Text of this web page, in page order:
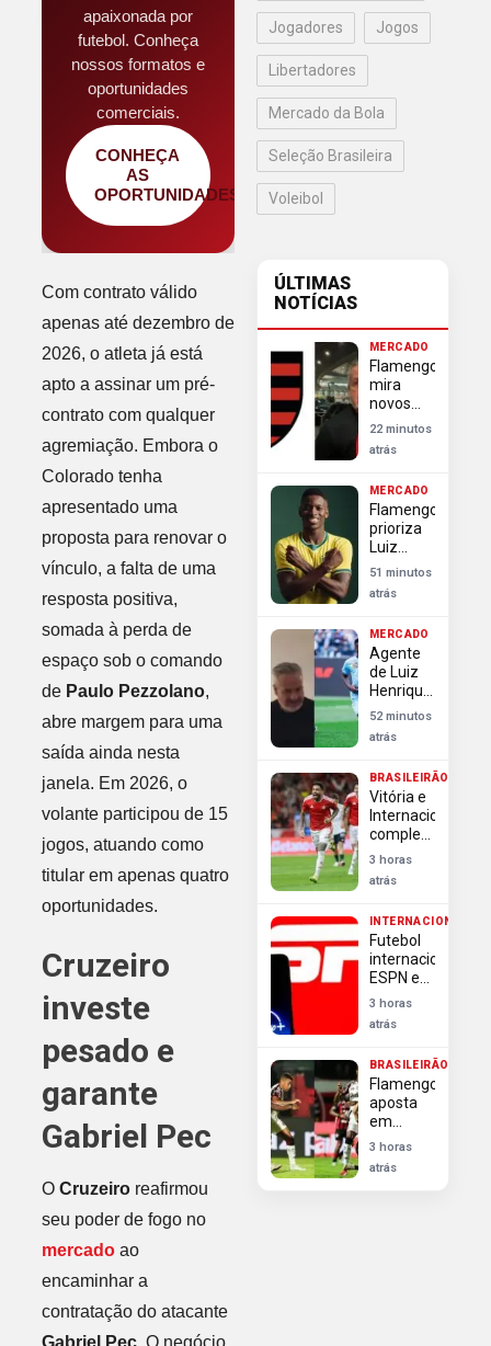
apaixonada por
futebol. Conheça
nossos formatos e
oportunidades
comerciais.
CONHEÇA
AS
OPORTUNIDADES
Com contrato válido
apenas até dezembro de
2026, o atleta já está
apto a assinar um pré-
contrato com qualquer
agremiação. Embora o
Colorado tenha
apresentado uma
proposta para renovar o
vínculo, a falta de uma
resposta positiva,
somada à perda de
espaço sob o comando
de Paulo Pezzolano,
abre margem para uma
saída ainda nesta
janela. Em 2026, o
volante participou de 15
jogos, atuando como
titular em apenas quatro
oportunidades.
Cruzeiro
investe
pesado e
garante
Gabriel Pec
O Cruzeiroreafirmou
seu poder de fogo no
mercadoao
encaminhar a
contratação do atacante
Gabriel Pec. O negócio,
Jogadores Jogos
Libertadores
Mercado da Bola
Seleção Brasileira
Voleibol
ÚLTIMAS
NOTÍCIAS
MERCADO
Flamengo
mira
novos
reforços
além de
Luiz
no
mercado
22 minutos
atrás
MERCADO
Flamengo
prioriza
Luiz
Henrique
e define
situação
Thiago
Almada
no
mercado
51 minutos
atrás
MERCADO
Agente
de Luiz
Henrique
no Rio
agita
torcida
Flamengo
por
reforço
52 minutos
atrás
BRASILEIRÃO
Vitória e
Internacional
completam
lista de
classificados
às
da Copa
Betano
do Brasil
3 horas
atrás
INTERNACIONAL
Futebol
internacional:
ESPN e
Disney+
transmitem
2 mil
temporada
2026/27
3 horas
atrás
BRASILEIRÃO
Flamengo
aposta
em
retrospecto
favorável
para
3 horas
atrás